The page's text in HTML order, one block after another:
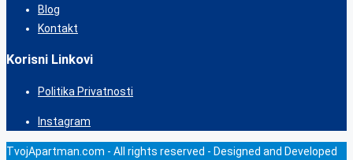
Blog
Kontakt
Korisni Linkovi
Politika Privatnosti
Instagram
TvojApartman.com - All rights reserved - Designed and Developed